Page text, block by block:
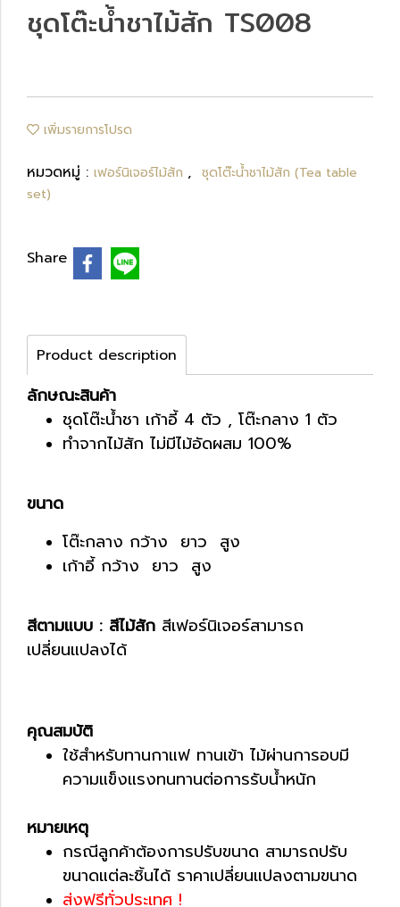
ชุดโต๊ะน้ำชาไม้สัก TS008
เพิ่มรายการโปรด
หมวดหมู่ : เฟอร์นิเจอร์ไม้สัก , ชุดโต๊ะน้ำชาไม้สัก (Tea table
set)
Share
Product description
ลักษณะสินค้า
ชุดโต๊ะน้ำชา เก้าอี้ 4 ตัว , โต๊ะกลาง 1 ตัว
ทำจากไม้สัก ไม่มีไม้อัดผสม 100%
ขนาด
โต๊ะกลาง กว้าง ยาว สูง
เก้าอี้ กว้าง ยาว สูง
สีตามแบบ : สีไม้สัก สีเฟอร์นิเจอร์สามารถ
เปลี่ยนแปลงได้
คุณสมบัติ
ใช้สำหรับทานกาแฟ ทานเข้า ไม้ผ่านการอบมี
ความแข็งแรงทนทานต่อการรับน้ำหนัก
หมายเหตุ
กรณีลูกค้าต้องการปรับขนาด สามารถปรับ
ขนาดแต่ละชิ้นได้ ราคาเปลี่ยนแปลงตามขนาด
ส่งฟรีทั่วประเทศ !